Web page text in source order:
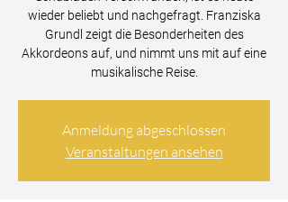
wieder beliebt und nachgefragt. Franziska
Grundl zeigt die Besonderheiten des
Akkordeons auf, und nimmt uns mit auf eine
musikalische Reise.
Anmeldung abgeschlossen
Veranstaltungen ansehen